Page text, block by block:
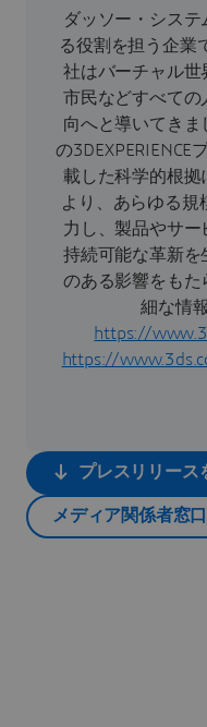
ダッソー・シス
る役割を担う企業
社はバーチャル世
市民などすべての
向へと導いてき
の3DEXPERIENCE
載した科学的根拠
より、あらゆる規
力し、製品やサ
持続可能な革新を
のある影響をもた
細な情
https://
https://
プレスリリース
メディア関係者窓口